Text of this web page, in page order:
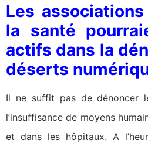
Les associations
la santé
actifs dans la
déserts
Il ne suffit pas de dénoncer
l’insuffisance de moyens
et dans les hôpitaux. A